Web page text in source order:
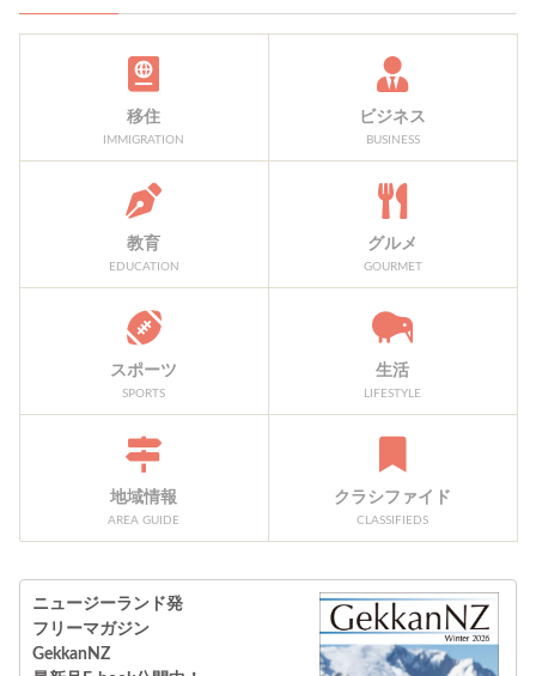
移住
IMMIGRATION
ビジネス
BUSINESS
教育
EDUCATION
グルメ
GOURMET
スポーツ
SPORTS
生活
LIFESTYLE
地域情報
AREA GUIDE
クラシファイド
CLASSIFIEDS
ニュージーランド発
フリーマガジン
GekkanNZ